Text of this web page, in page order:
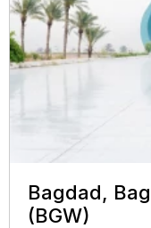
Bagdad,
(BGW)